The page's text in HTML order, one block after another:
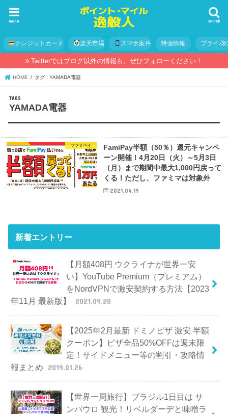
search
menu
クレジットカード 楽天市場 スマホ案件 特価情報 プライバ
Twitterではブログ以外の情報も。ぜひフォローください！
HOME タグ : YAMADA電器
YAMADA電器
ファミペイ
FamiPay半額（50％）還元キャンペ
ーン開催！4月20日（火）～5月3日
（月）まで期間中最大1,000円戻って
くる！ただし、ファミマは対象外
2021.04.19
新着エントリー
【月額408円 ウクライナが世界一安
い】YouTube Premium（プレミアム）
をNordVPNで激安契約する方法【2023
年11月 最新版】
2021.09.20
【2025年2月最新 ドミノピザ 激安 半額
クーポン】ピザ全品50%OFFは週末限
定！サイドメニュー等の割引・攻略情
報まとめ
2019.01.26
【世界一周旅行】ブラジル1日目は サ
ンパウロ 観光！リベルダーデと味噌ラ